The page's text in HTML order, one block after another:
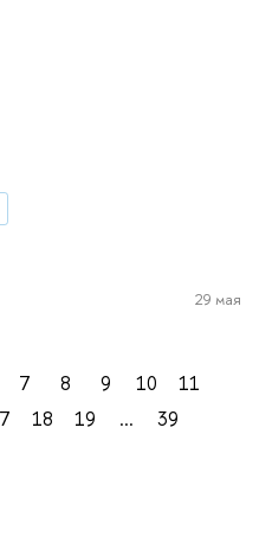
29 мая
7 8 9 10
11
18 19 ... 39